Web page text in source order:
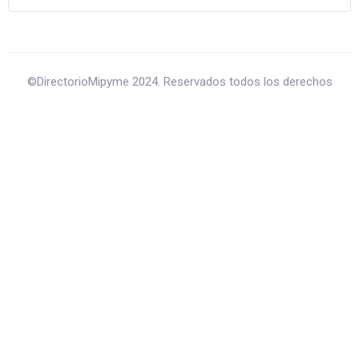
©DirectorioMipyme 2024. Reservados todos los derechos